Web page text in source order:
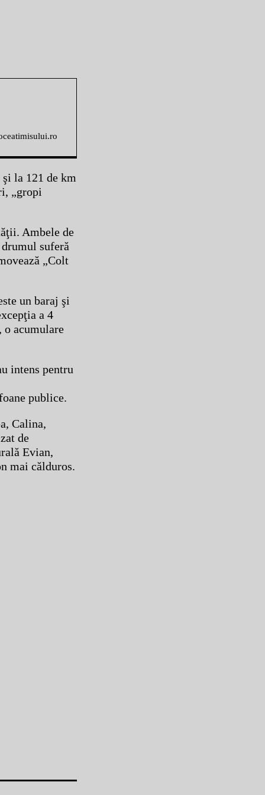
la 121 de km
„gropi
Ambele de
suferă
„Colt
un baraj şi
a 4
o acumulare
intens pentru
publice.
Calina,
de
Evian,
mai călduros.